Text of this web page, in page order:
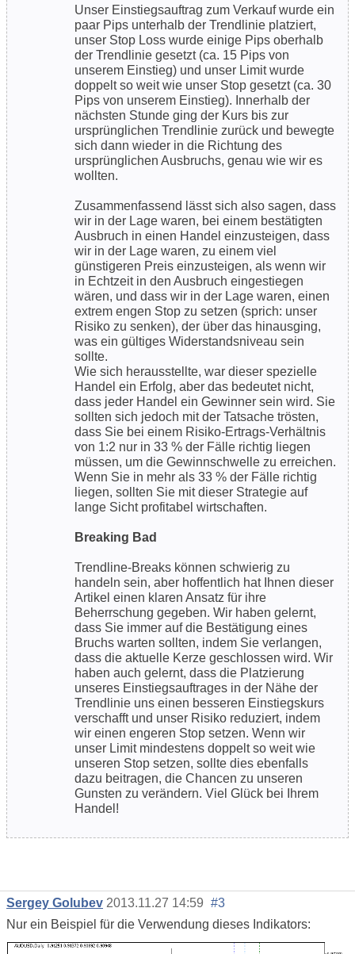
Unser Einstiegsauftrag zum Verkauf wurde ein
paar Pips unterhalb der Trendlinie platziert,
unser Stop Loss wurde einige Pips oberhalb
der Trendlinie gesetzt (ca. 15 Pips von
unserem Einstieg) und unser Limit wurde
doppelt so weit wie unser Stop gesetzt (ca. 30
Pips von unserem Einstieg). Innerhalb der
nächsten Stunde ging der Kurs bis zur
ursprünglichen Trendlinie zurück und bewegte
sich dann wieder in die Richtung des
ursprünglichen Ausbruchs, genau wie wir es
wollten.
Zusammenfassend lässt sich also sagen, dass
wir in der Lage waren, bei einem bestätigten
Ausbruch in einen Handel einzusteigen, dass
wir in der Lage waren, zu einem viel
günstigeren Preis einzusteigen, als wenn wir
in Echtzeit in den Ausbruch eingestiegen
wären, und dass wir in der Lage waren, einen
extrem engen Stop zu setzen (sprich: unser
Risiko zu senken), der über das hinausging,
was ein gültiges Widerstandsniveau sein
sollte.
Wie sich herausstellte, war dieser spezielle
Handel ein Erfolg, aber das bedeutet nicht,
dass jeder Handel ein Gewinner sein wird. Sie
sollten sich jedoch mit der Tatsache trösten,
dass Sie bei einem Risiko-Ertrags-Verhältnis
von 1:2 nur in 33 % der Fälle richtig liegen
müssen, um die Gewinnschwelle zu erreichen.
Wenn Sie in mehr als 33 % der Fälle richtig
liegen, sollten Sie mit dieser Strategie auf
lange Sicht profitabel wirtschaften.
Breaking Bad
Trendline-Breaks können schwierig zu
handeln sein, aber hoffentlich hat Ihnen dieser
Artikel einen klaren Ansatz für ihre
Beherrschung gegeben. Wir haben gelernt,
dass Sie immer auf die Bestätigung eines
Bruchs warten sollten, indem Sie verlangen,
dass die aktuelle Kerze geschlossen wird. Wir
haben auch gelernt, dass die Platzierung
unseres Einstiegsauftrages in der Nähe der
Trendlinie uns einen besseren Einstiegskurs
verschafft und unser Risiko reduziert, indem
wir einen engeren Stop setzen. Wenn wir
unser Limit mindestens doppelt so weit wie
unseren Stop setzen, sollte dies ebenfalls
dazu beitragen, die Chancen zu unseren
Gunsten zu verändern. Viel Glück bei Ihrem
Handel!
Sergey Golubev 2013.11.27 14:59 #3
Nur ein Beispiel für die Verwendung dieses Indikators: